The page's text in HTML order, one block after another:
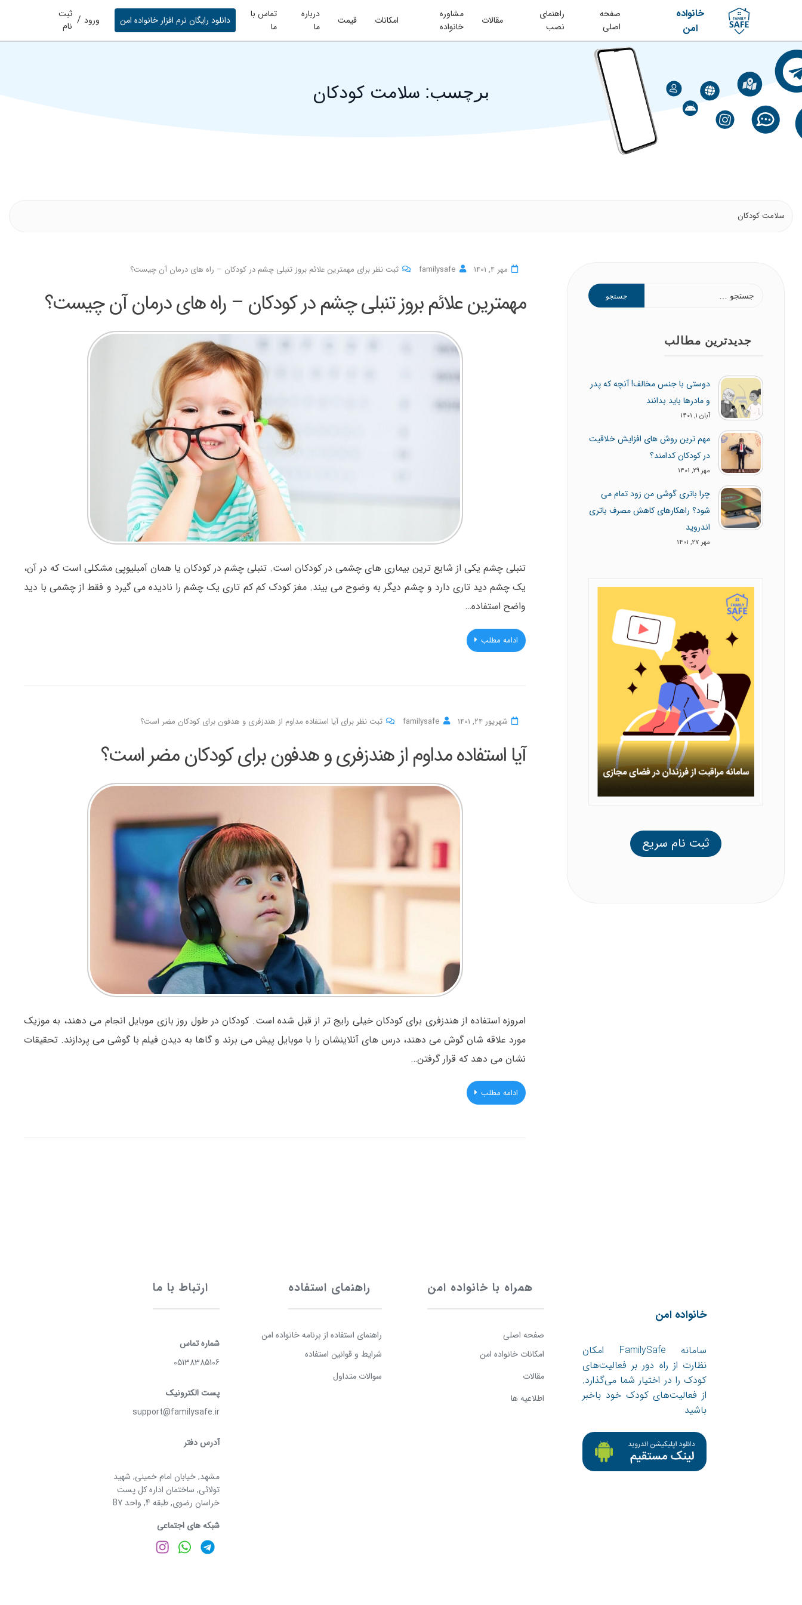
خانواده
امن
صفحه
اصلی
راهنمای
نصب
مقالات
مشاوره
خانواده
امکانات قیمت
درباره
ما
تماس با
ما
دانلود رایگان نرم افزار خانواده امن ورود / ثبت
نام
برچسب: سلامت کودکان
سلامت کودکان
مهر 4, 1401 familysafe ثبت نظر برای مهمترین علائم بروز تنبلی چشم در کودکان – راه های درمان آن چیست؟
مهمترین علائم بروز تنبلی چشم در کودکان – راه های درمان آن چیست؟
تنبلی چشم یکی از شایع ترین بیماری های چشمی در کودکان است. تنبلی چشم در کودکان یا همان آمبلیوپی مشکلی است که در آن،
یک چشم دید تاری دارد و چشم دیگر به وضوح می بیند. مغز کودک کم کم تاری یک چشم را نادیده می گیرد و فقط از چشمی با دید
واضح استفاده…
ادامه مطلب
شهریور 24, 1401 familysafe ثبت نظر برای آیا استفاده مداوم از هندزفری و هدفون برای کودکان مضر است؟
آیا استفاده مداوم از هندزفری و هدفون برای کودکان مضر است؟
امروزه استفاده از هندزفری برای کودکان خیلی رایج تر از قبل شده است. کودکان در طول روز بازی موبایل انجام می دهند، به موزیک
مورد علاقه شان گوش می دهند، درس های آنلاینشان را با موبایل پیش می برند و گاها به دیدن فیلم با گوشی می پردازند. تحقیقات
نشان می دهد که قرار گرفتن…
ادامه مطلب
برای:
جدیدترین مطالب
دوستی با جنس مخالف! آنچه که پدر
و مادرها باید بدانند
آبان 1, 1401
مهم ترین روش های افزایش خلاقیت
در کودکان کدامند؟
مهر 29, 1401
چرا باتری گوشی من زود تمام می
شود؟ راهکارهای کاهش مصرف باتری
اندروید
مهر 27, 1401
ثبت نام سریع
خانواده امن
سامانه FamilySafe امکان
نظارت از راه دور بر فعالیت‌های
کودک را در اختیار شما می‌گذارد.
از فعالیت‌های کودک خود باخبر
باشید
همراه با خانواده امن
صفحه اصلی
امکانات خانواده امن
مقالات
اطلاعیه ها
راهنمای استفاده
راهنمای استفاده از برنامه خانواده امن
شرایط و قوانین استفاده
سوالات متداول
ارتباط با ما
شماره تماس
05138385106
پست الکترونیک
support@familysafe.ir
آدرس دفتر
مشهد, خیابان امام خمینی, شهید
تولائی, ساختمان اداره کل پست
خراسان رضوی, طبقه 4, واحد B7
شبکه های اجتماعی